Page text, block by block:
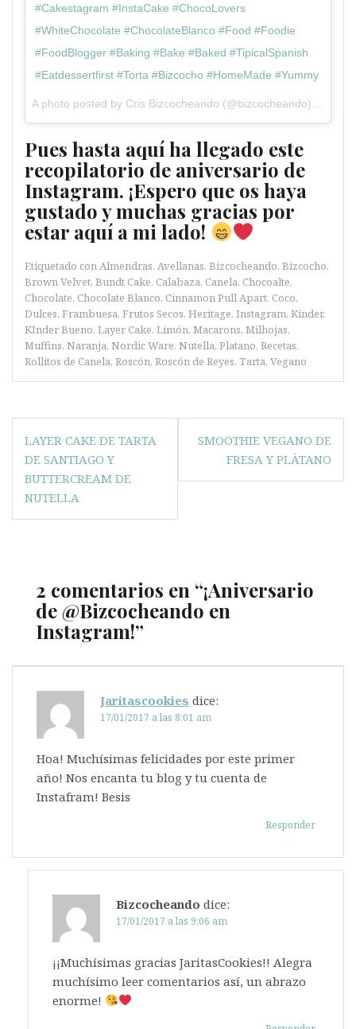
#Cakestagram #InstaCake #ChocoLovers
#WhiteChocolate #ChocolateBlanco #Food #Foodie
#FoodBlogger #Baking #Bake #Baked #TipicalSpanish
#Eatdessertfirst #Torta #Bizcocho #HomeMade #Yummy
Pues hasta aquí ha llegado este
recopilatorio de aniversario de
Instagram. ¡Espero que os haya
gustado y muchas gracias por
estar aquí a mi lado!
Etiquetado con Almendras, Avellanas, Bizcocheando, Bizcocho,
Brown Velvet, Bundt Cake, Calabaza, Canela, Chocoalte,
Chocolate, Chocolate Blanco, Cinnamon Pull Apart, Coco,
Dulces, Frambuesa, Frutos Secos, Heritage, Instagram, Kinder,
KInder Bueno, Layer Cake, Limón, Macarons, Milhojas,
Muffins, Naranja, Nordic Ware, Nutella, Platano, Recetas,
Rollitos de Canela, Roscón, Roscón de Reyes, Tarta, Vegano
Navegación
de
entradas
LAYER CAKE DE TARTA
DE SANTIAGO Y
BUTTERCREAM DE
NUTELLA
SMOOTHIE VEGANO DE
FRESA Y PLÁTANO
2 comentarios en “¡Aniversario
de @Bizcocheando en
Instagram!”
Jaritascookies dice:
17/01/2017 a las 8:01 am
Hoa! Muchísimas felicidades por este primer
año! Nos encanta tu blog y tu cuenta de
Instafram! Besis
Responder
Bizcocheando dice:
17/01/2017 a las 9:06 am
¡¡Muchísimas gracias JaritasCookies!! Alegra
muchísimo leer comentarios así, un abrazo
enorme!